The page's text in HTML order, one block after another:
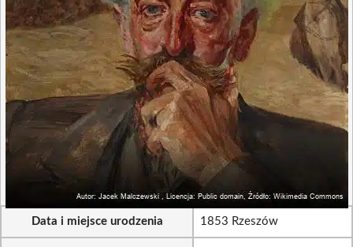
Data i miejsce urodzenia 1853 Rzeszów